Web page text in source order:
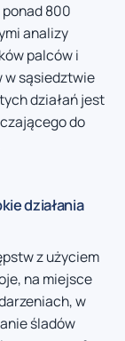
800
analizy
palców i
w sąsiedztwie
działań jest
do
działania
z użyciem
na miejsce
w
śladów